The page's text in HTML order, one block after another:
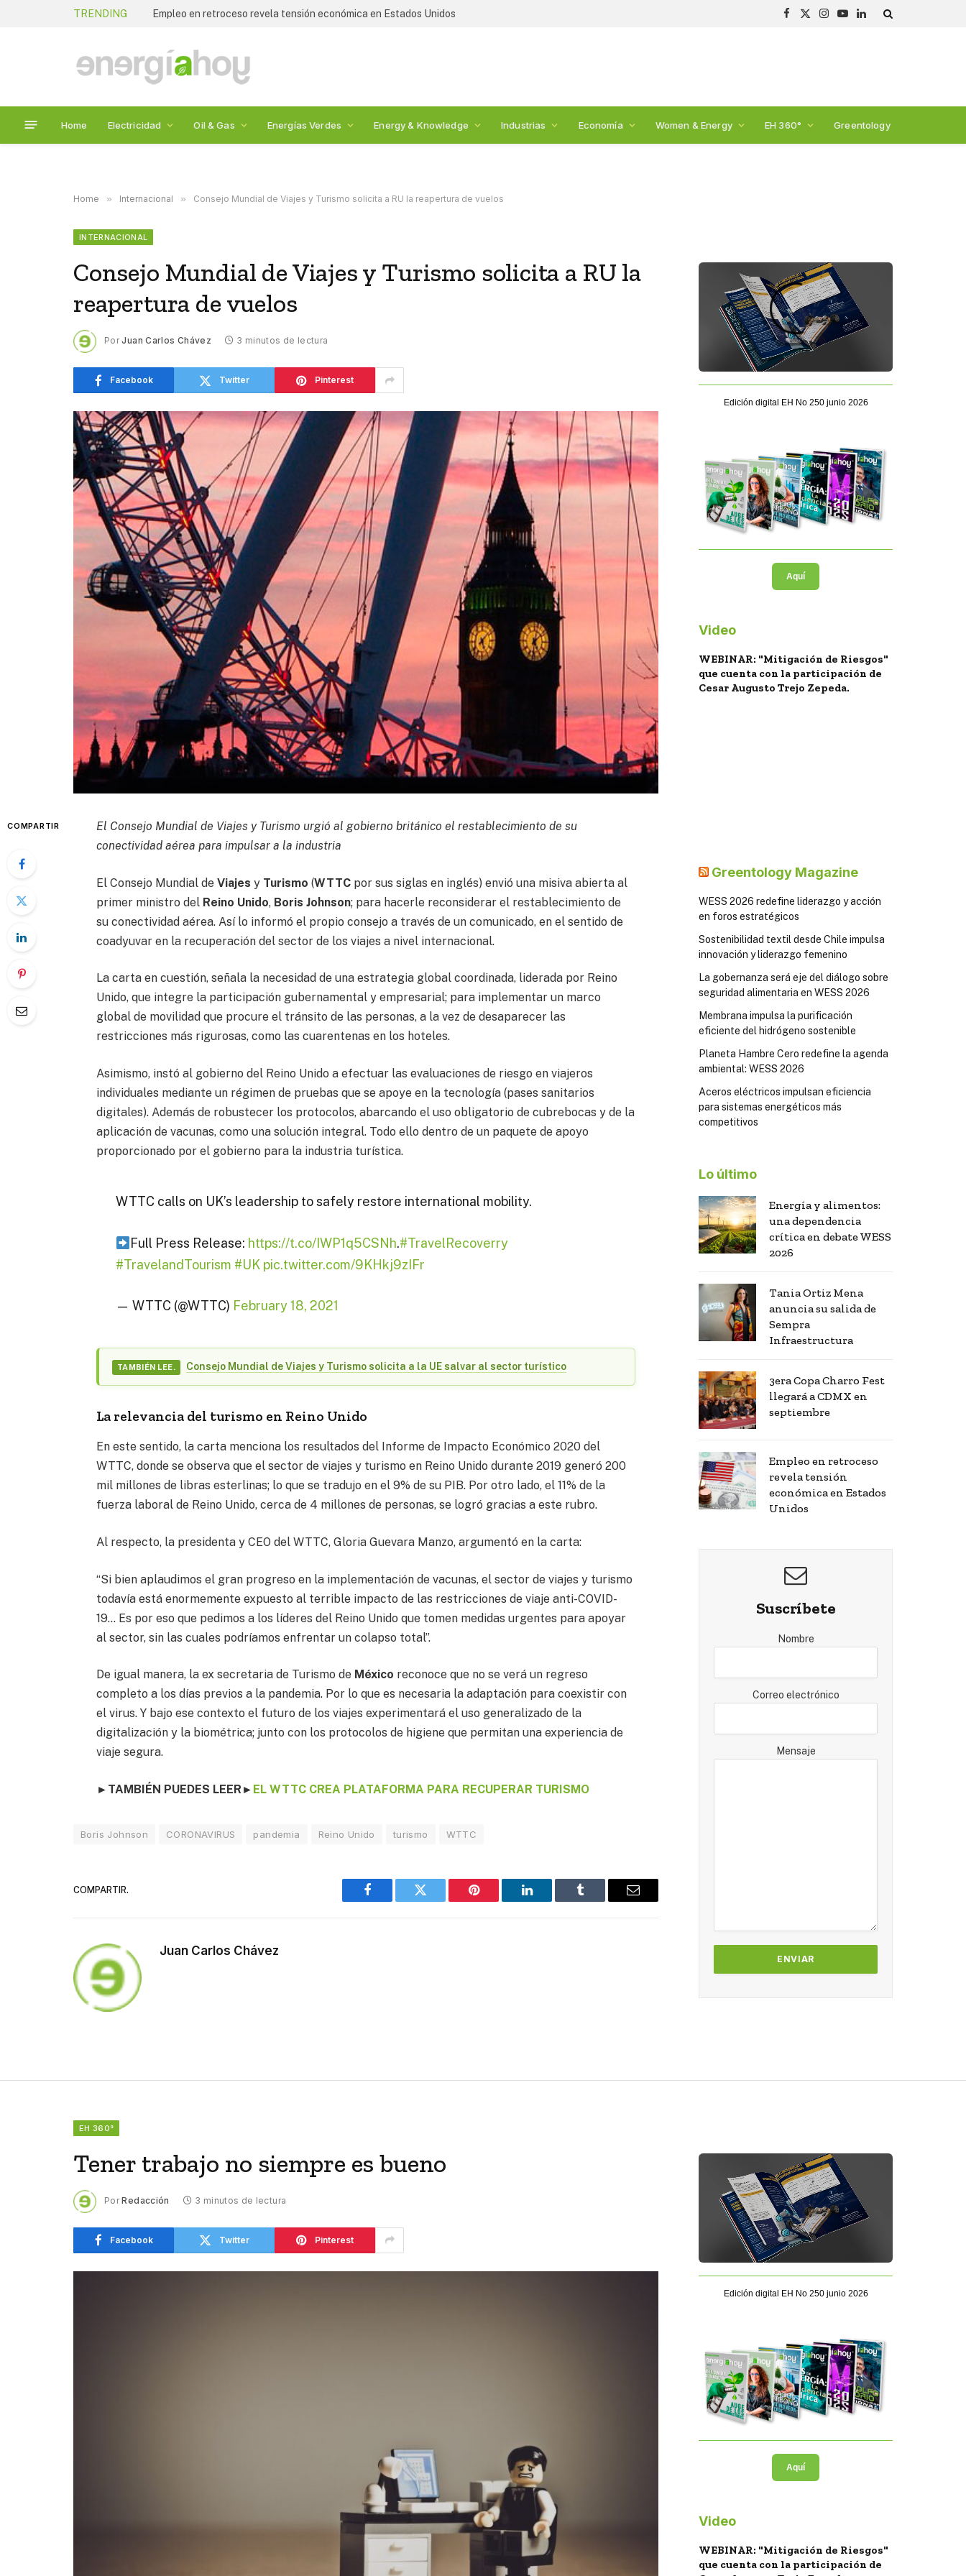
TRENDING Empleo en retroceso revela tensión económica en Estados Unidos
Facebook
X
Instagram
YouTubeLinkedIn
Home Electricidad Oil & Gas Energías Verdes Energy & Knowledge Industrias Economía Women & Energy EH 360° Greentology
Home » Internacional » Consejo Mundial de Viajes y Turismo solicita a RU la reapertura de vuelos
INTERNACIONAL
Consejo Mundial de Viajes y Turismo solicita a RU la
reapertura de vuelos
Por Juan Carlos Chávez 3 minutos de lectura
Facebook Twitter Pinterest
COMPARTIR
El Consejo Mundial de Viajes y Turismo urgió al gobierno británico el restablecimiento de su
conectividad aérea para impulsar a la industria
El Consejo Mundial deViajes y Turismo (WTTC por sus siglas en inglés) envió una misiva abierta al
primer ministro del Reino Unido, Boris Johnson; para hacerle reconsiderar el restablecimiento de
su conectividad aérea. Así lo informó el propio consejo a través de un comunicado, en el sentido de
coadyuvar en la recuperación del sector de los viajes a nivel internacional.
La carta en cuestión, señala la necesidad de una estrategia global coordinada, liderada por Reino
Unido, que integre la participación gubernamental y empresarial; para implementar un marco
global de movilidad que procure el tránsito de las personas, a la vez de desaparecer las
restricciones más rigurosas, como las cuarentenas en los hoteles.
Asimismo, instó al gobierno del Reino Unido a efectuar las evaluaciones de riesgo en viajeros
individuales mediante un régimen de pruebas que se apoye en la tecnología (pases sanitarios
digitales). Además de robustecer los protocolos, abarcando el uso obligatorio de cubrebocas y de la
aplicación de vacunas, como una solución integral. Todo ello dentro de un paquete de apoyo
proporcionado por el gobierno para la industria turística.
WTTC calls on UK’s leadership to safely restore international mobility.
Full Press Release: https://t.co/IWP1q5CSNh.#TravelRecoverry
#TravelandTourism #UK pic.twitter.com/9KHkj9zIFr
— WTTC (@WTTC) February 18, 2021
TAMBIÉN LEE. Consejo Mundial de Viajes y Turismo solicita a la UE salvar al sector turístico
La relevancia del turismo en Reino Unido
En este sentido, la carta menciona los resultados del Informe de Impacto Económico 2020 del
WTTC, donde se observa que el sector de viajes y turismo en Reino Unido durante 2019 generó 200
mil millones de libras esterlinas; lo que se tradujo en el 9% de su PIB. Por otro lado, el 11% de la
fuerza laboral de Reino Unido, cerca de 4 millones de personas, se logró gracias a este rubro.
Al respecto, la presidenta y CEO del WTTC, Gloria Guevara Manzo, argumentó en la carta:
“Si bien aplaudimos el gran progreso en la implementación de vacunas, el sector de viajes y turismo
todavía está enormemente expuesto al terrible impacto de las restricciones de viaje anti-COVID-
19… Es por eso que pedimos a los líderes del Reino Unido que tomen medidas urgentes para apoyar
al sector, sin las cuales podríamos enfrentar un colapso total”.
De igual manera, la ex secretaria de Turismo de México reconoce que no se verá un regreso
completo a los días previos a la pandemia. Por lo que es necesaria la adaptación para coexistir con
el virus. Y bajo ese contexto el futuro de los viajes experimentará el uso generalizado de la
digitalización y la biométrica; junto con los protocolos de higiene que permitan una experiencia de
viaje segura.
►TAMBIÉN PUEDES LEER► EL WTTC CREA PLATAFORMA PARA RECUPERAR TURISMO
Boris Johnson CORONAVIRUS pandemia Reino Unido turismo WTTC
COMPARTIR.
Facebook Twitter Pinterest LinkedIn Tumblr Email
Juan Carlos Chávez
Edición digital EH No 250 junio 2026
Aquí
Video
WEBINAR: "Mitigación de Riesgos"
que cuenta con la participación de
Cesar Augusto Trejo Zepeda.
Greentology Magazine
WESS 2026 redefine liderazgo y acción
en foros estratégicos
Sostenibilidad textil desde Chile impulsa
innovación y liderazgo femenino
La gobernanza será eje del diálogo sobre
seguridad alimentaria en WESS 2026
Membrana impulsa la purificación
eficiente del hidrógeno sostenible
Planeta Hambre Cero redefine la agenda
ambiental: WESS 2026
Aceros eléctricos impulsan eficiencia
para sistemas energéticos más
competitivos
Lo último
Energía y alimentos:
una dependencia
crítica en debate WESS
2026
Tania Ortiz Mena
anuncia su salida de
Sempra
Infraestructura
3era Copa Charro Fest
llegará a CDMX en
septiembre
Empleo en retroceso
revela tensión
económica en Estados
Unidos
Suscríbete
Nombre
Correo electrónico
Mensaje
EH 360°
Tener trabajo no siempre es bueno
Por Redacción 3 minutos de lectura
Facebook Twitter Pinterest
Edición digital EH No 250 junio 2026
Aquí
Video
WEBINAR: "Mitigación de Riesgos"
que cuenta con la participación de